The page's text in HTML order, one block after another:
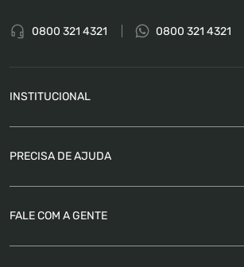
0800 321 4321 0800 321 4321
INSTITUCIONAL
PRECISA DE AJUDA
FALE COM A GENTE